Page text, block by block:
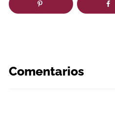
Comentarios